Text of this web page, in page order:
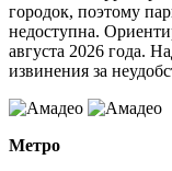
городок, поэтому
недоступна.
августа 2026 года.
извинения за
Метро